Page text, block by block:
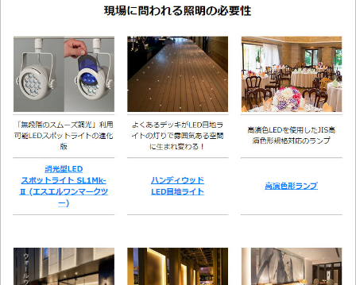
ショールーム
かたなび コラム
すまいリング 設計士インタビュー
Q＆A 販売・施工代理店募集
お気に入り